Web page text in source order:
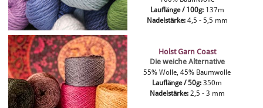
Lauflänge / 100g: 137m
Nadelstärke: 4,5 - 5,5 mm
Holst Garn Coast
Die weiche Alternative
55% Wolle, 45% Baumwolle
Lauflänge / 50g:350m
Nadelstärke: 2,5 - 3 mm